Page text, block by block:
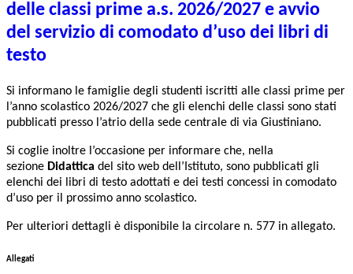
delle classi prime a.s. 2026/2027 e avvio
del servizio di comodato d’uso dei libri di
testo
Si informano le famiglie degli studenti iscritti alle classi prime per
l’anno scolastico 2026/2027 che gli elenchi delle classi sono stati
pubblicati presso l’atrio della sede centrale di via Giustiniano.
Si coglie inoltre l’occasione per informare che, nella
sezione Didattica del sito web dell’Istituto, sono pubblicati gli
elenchi dei libri di testo adottati e dei testi concessi in comodato
d’uso per il prossimo anno scolastico.
Per ulteriori dettagli è disponibile la circolare n. 577 in allegato.
Allegati